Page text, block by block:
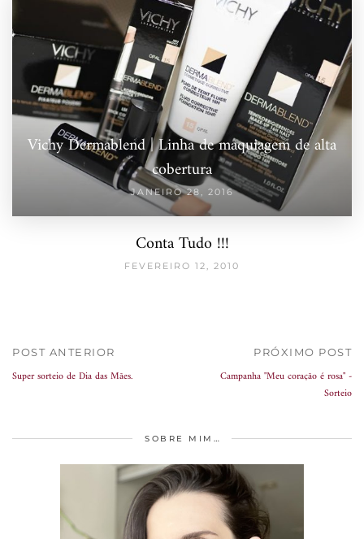
Vichy Dermablend | Linha de maquiagem de alta
cobertura
JANEIRO 28, 2016
Conta Tudo !!!
FEVEREIRO 12, 2010
POST ANTERIOR
Super sorteio de Dia das Mães.
PRÓXIMO POST
Campanha "Meu coração é rosa" -
Sorteio
SOBRE MIM…